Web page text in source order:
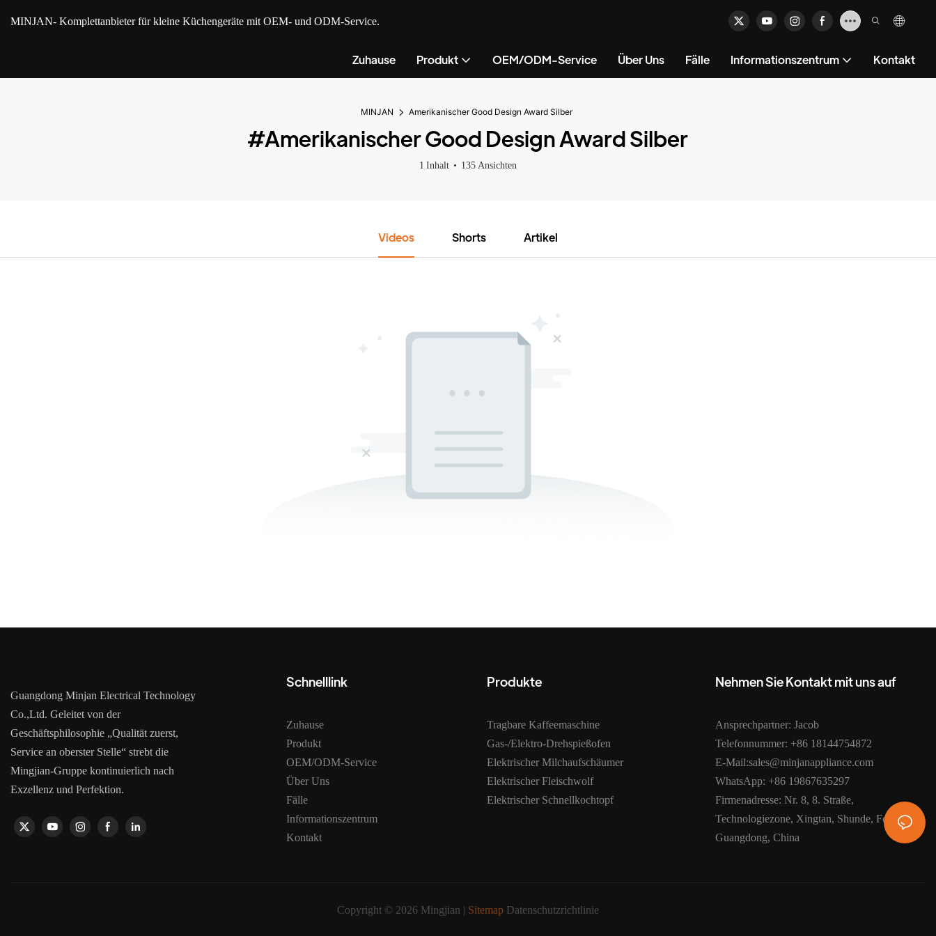
MINJAN- Komplettanbieter für kleine Küchengeräte mit OEM- und ODM-Service.
Zuhause Produkt OEM/ODM-Service Über Uns Fälle Informationszentrum Kontakt
MINJAN Amerikanischer Good Design Award Silber
#Amerikanischer Good Design Award Silber
1 Inhalt 135 Ansichten
Videos Shorts Artikel
Guangdong Minjan Electrical Technology
Co.,Ltd. Geleitet von der
Geschäftsphilosophie „Qualität zuerst,
Service an oberster Stelle“ strebt die
Mingjian-Gruppe kontinuierlich nach
Exzellenz und Perfektion.
Schnelllink
Zuhause
Produkt
OEM/ODM-Service
Über Uns
Fälle
Informationszentrum
Kontakt
Produkte
Tragbare Kaffeemaschine
Gas-/Elektro-Drehspießofen
Elektrischer Milchaufschäumer
Elektrischer Fleischwolf
Elektrischer Schnellkochtopf
Nehmen Sie Kontakt mit uns auf
Ansprechpartner: Jacob
Telefonnummer: +86 18144754872
E-Mail:sales@minjanappliance.com
WhatsApp: +86 19867635297
Firmenadresse: Nr. 8, 8. Straße,
Technologiezone, Xingtan, Shunde, Foshan,
Guangdong, China
Copyright © 2026 Mingjian | Sitemap Datenschutzrichtlinie